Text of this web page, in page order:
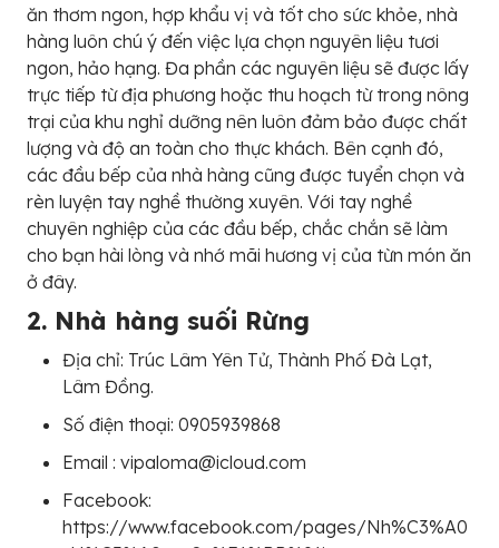
ăn thơm ngon, hợp khẩu vị và tốt cho sức khỏe, nhà
hàng luôn chú ý đến việc lựa chọn nguyên liệu tươi
ngon, hảo hạng. Đa phần các nguyên liệu sẽ được lấy
trực tiếp từ địa phương hoặc thu hoạch từ trong nông
trại của khu nghỉ dưỡng nên luôn đảm bảo được chất
lượng và độ an toàn cho thực khách. Bên cạnh đó,
các đầu bếp của nhà hàng cũng được tuyển chọn và
rèn luyện tay nghề thường xuyên. Với tay nghề
chuyên nghiệp của các đầu bếp, chắc chắn sẽ làm
cho bạn hài lòng và nhớ mãi hương vị của từn món ăn
ở đây.
2. Nhà hàng suối Rừng
Địa chỉ: Trúc Lâm Yên Tử, Thành Phố Đà Lạt,
Lâm Đồng.
Số điện thoại: 0905939868
Email : vipaloma@icloud.com
Facebook:
https://www.facebook.com/pages/Nh%C3%A0